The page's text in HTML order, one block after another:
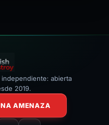
abierta
2019.
AMENAZA